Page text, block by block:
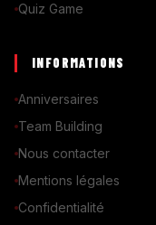
Quiz Game
INFORMATIONS
Anniversaires
Team Building
Nous contacter
Mentions légales
Confidentialité